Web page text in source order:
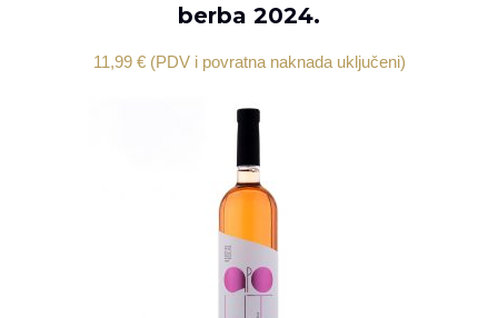
berba 2024.
11,99 € (PDV i povratna naknada uključeni)